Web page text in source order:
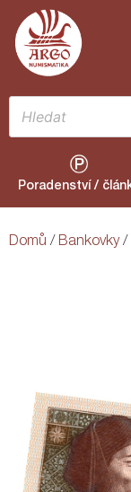
Poradenství /
Domů / Bankovky/